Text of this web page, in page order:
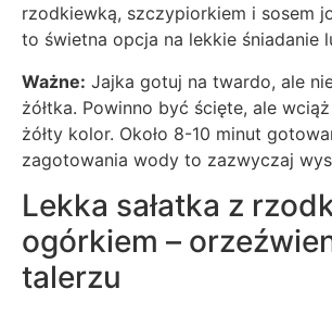
rzodkiewką, szczypiorkiem i sosem
to świetna opcja na lekkie śniadanie
Ważne: Jajka gotuj na twardo, ale
żółtka. Powinno być ścięte, ale wciąż
żółty kolor. Około 8-10 minut
zagotowania wody to zazwyczaj
Lekka sałatka z
ogórkiem –
talerzu